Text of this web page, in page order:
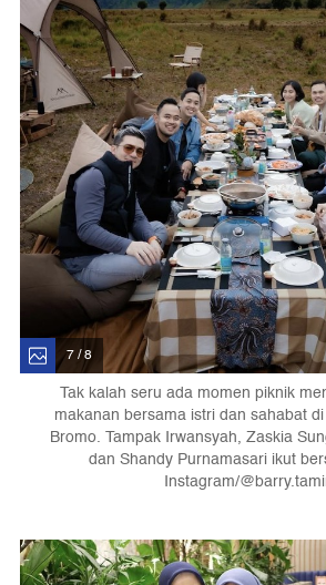
7 / 8
Tak kalah seru ada momen piknik
makanan bersama istri dan sahabat
Bromo. Tampak Irwansyah, Zaskia
dan Shandy Purnamasari ikut
Instagram/